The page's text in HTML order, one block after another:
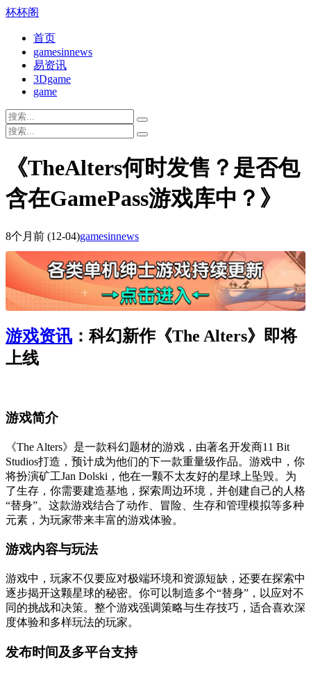
杯杯阁
首页
gamesinnews
易资讯
3Dgame
game
《TheAlters何时发售？是否包
含在GamePass游戏库中？》
8个月前 (12-04)gamesinnews
游戏资讯 ：科幻新作《The Alters》即将
上线
游戏简介
《The Alters》是一款科幻题材的游戏，由著名开发商11 Bit
Studios打造，预计成为他们的下一款重量级作品。游戏中，你
将扮演矿工Jan Dolski，他在一颗不太友好的星球上坠毁。为
了生存，你需要建造基地，探索周边环境，并创建自己的人格
“替身”。这款游戏结合了动作、冒险、生存和管理模拟等多种
元素，为玩家带来丰富的游戏体验。
游戏内容与玩法
游戏中，玩家不仅要应对极端环境和资源短缺，还要在探索中
逐步揭开这颗星球的秘密。你可以制造多个“替身”，以应对不
同的挑战和决策。整个游戏强调策略与生存技巧，适合喜欢深
度体验和多样玩法的玩家。
发布时间及多平台支持